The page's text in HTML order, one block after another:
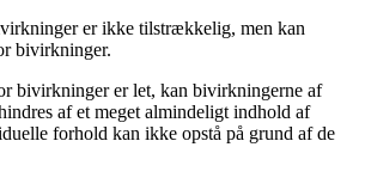
er ikke tilstrækkelig, men kan
bivirkninger.
bivirkninger er let, kan bivirkningerne af
af et meget almindeligt indhold af
forhold kan ikke opstå på grund af de